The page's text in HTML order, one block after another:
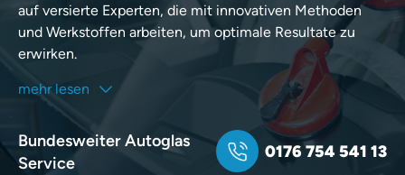
auf versierte Experten, die mit innovativen Methoden
und Werkstoffen arbeiten, um optimale Resultate zu
erwirken.
mehr lesen
Bundesweiter Autoglas
Service
0176 754 541 13